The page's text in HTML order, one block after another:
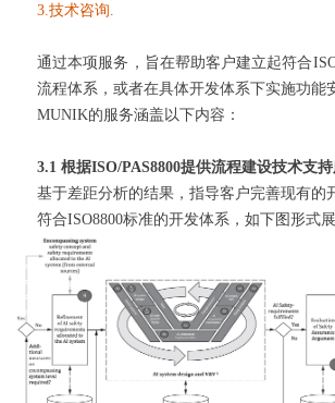
3. 技术咨询.
通过本项服务，旨在帮助客户建立起符合
流程体系，或者在具体开发体系下实施功能
MUNIK的服务涵盖以下内容：
3.1 根据ISO/PAS8800提供流程建设技术支
基于差距分析的结果，指导客户完善现有的
符合ISO8800标准的开发体系，如下图形式展